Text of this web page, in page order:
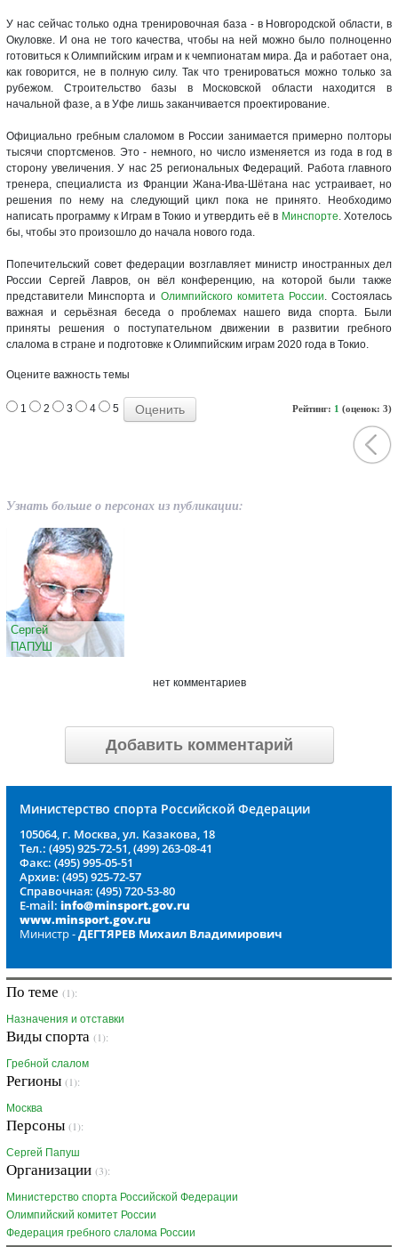
У нас сейчас только одна тренировочная база - в Новгородской области, в
Окуловке. И она не того качества, чтобы на ней можно было полноценно
готовиться к Олимпийским играм и к чемпионатам мира. Да и работает она,
как говорится, не в полную силу. Так что тренироваться можно только за
рубежом. Строительство базы в Московской области находится в
начальной фазе, а в Уфе лишь заканчивается проектирование.
Официально гребным слаломом в России занимается примерно полторы
тысячи спортсменов. Это - немного, но число изменяется из года в год в
сторону увеличения. У нас 25 региональных Федераций. Работа главного
тренера, специалиста из Франции Жана-Ива-Шётана нас устраивает, но
решения по нему на следующий цикл пока не принято. Необходимо
написать программу к Играм в Токио и утвердить её в Минспорте. Хотелось
бы, чтобы это произошло до начала нового года.
Попечительский совет федерации возглавляет министр иностранных дел
России Сергей Лавров, он вёл конференцию, на которой были также
представители Минспорта и Олимпийского комитета России. Состоялась
важная и серьёзная беседа о проблемах нашего вида спорта. Были
приняты решения о поступательном движении в развитии гребного
слалома в стране и подготовке к Олимпийским играм 2020 года в Токио.
Оцените важность темы
Рейтинг: 1 (оценок: 3)
1 2 3 4 5
Узнать больше о персонах из публикации:
Сергей
ПАПУШ
нет комментариев
Добавить комментарий
Министерство спорта Российской Федерации
105064, г. Москва, ул. Казакова, 18
Тел.: (495) 925-72-51, (499) 263-08-41
Факс: (495) 995-05-51
Архив: (495) 925-72-57
Справочная: (495) 720-53-80
E-mail: info@minsport.gov.ru
www.minsport.gov.ru
Министр -ДЕГТЯРЕВ Михаил Владимирович
По теме (1):
Назначения и отставки
Виды спорта (1):
Гребной слалом
Регионы (1):
Москва
Персоны (1):
Сергей Папуш
Организации (3):
Министерство спорта Российской Федерации
Олимпийский комитет России
Федерация гребного слалома России